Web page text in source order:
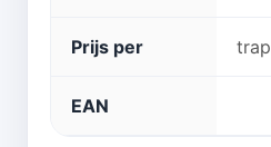
Prijs per trap
EAN